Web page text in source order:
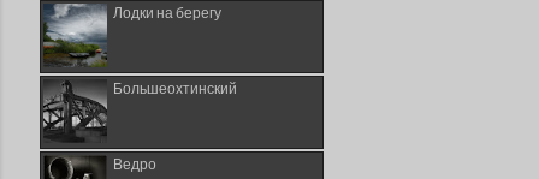
Лодки на берегу
Большеохтинский
Ведро